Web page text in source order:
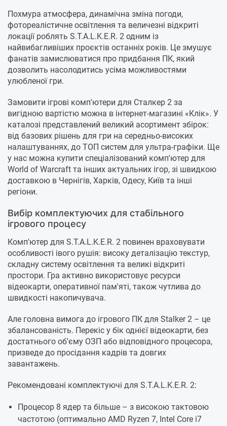
Похмура атмосфера, динамічна зміна погоди,
фотореалістичне освітлення та величезні відкриті
локації роблять S.T.A.L.K.E.R. 2 одним із
найвибагливіших проєктів останніх років. Це змушує
фанатів замислюватися про придбання ПК, який
дозволить насолодитись усіма можливостями
улюбленої гри.
Замовити ігрові комп'ютери для Сталкер 2 за
вигідною вартістю можна в інтернет-магазині «Клік». У
каталозі представлений великий асортимент збірок:
від базових рішень для гри на середньо-високих
налаштуваннях, до ТОП систем для ультра-графіки. Ще
у нас можна купити спеціалізований комп'ютер для
World of Warcraft та інших актуальних ігор, зі швидкою
доставкою в Чернігів, Харків, Одесу, Київ та інші
регіони.
Вибір комплектуючих для стабільного
ігрового процесу
Комп'ютер для S.T.A.L.K.E.R. 2 повинен враховувати
особливості івого рушія: високу деталізацію текстур,
складну систему освітлення та великі відкриті
простори. Гра активно використовує ресурси
відеокарти, оперативної пам'яті, також чутлива до
швидкості накопичувача.
Але головна вимога до ігрового ПК для Stalker 2 – це
збалансованість. Перекіс у бік однієї відеокарти, без
достатнього об'єму ОЗП або відповідного процесора,
призведе до просідання кадрів та довгих
завантажень.
Рекомендовані комплектуючі для S.T.A.L.K.E.R. 2:
Процесор 8 ядер та більше – з високою тактовою
частотою (оптимально AMD Ryzen 7, Intel Core i7